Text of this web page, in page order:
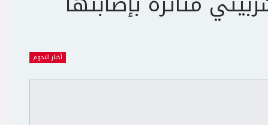
أخبار النجوم